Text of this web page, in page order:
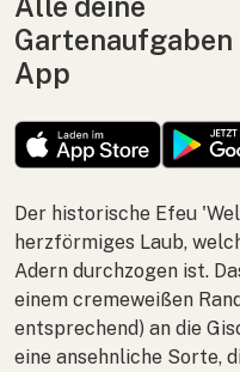
Alle deine
Gartenaufgaben
App
Der historische Efeu
herzförmiges Laub,
Adern durchzogen ist.
einem cremeweißen
entsprechend) an die
eine ansehnliche Sorte,